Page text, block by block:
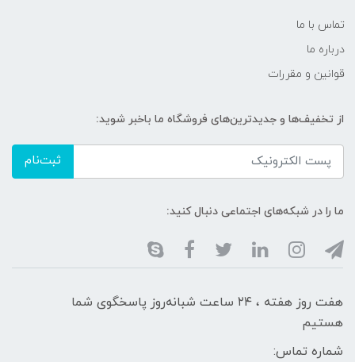
تماس با ما
درباره ما
قوانین و مقررات
از تخفیف‌ها و جدیدترین‌های فروشگاه ما باخبر شوید:
ثبت‌نام
ما را در شبکه‌های اجتماعی دنبال کنید:
هفت روز هفته ، ۲۴ ساعت شبانه‌روز پاسخگوی شما
هستیم
شماره تماس: